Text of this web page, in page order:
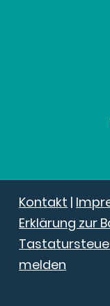
Kontakt |
Erklärung zur
melden